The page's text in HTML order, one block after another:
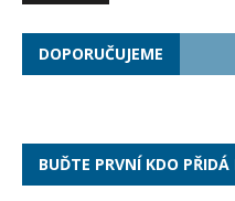
DOPORUČUJEME
BUĎTE PRVNÍ KDO